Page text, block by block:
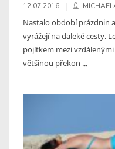
12.07.2016
Nastalo období prázdnin
vyrážejí na daleké cesty.
pojítkem mezi
většinou překon ...